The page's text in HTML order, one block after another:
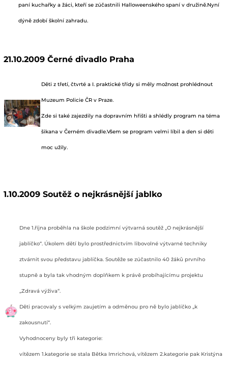
paní kuchařky a žáci, kteří se zúčastnili Halloweenského spaní v družině.Nyní
dýně zdobí školní zahradu.
21.10.2009 Černé divadlo Praha
Děti z třetí, čtvrté a I. praktické třídy si měly možnost prohlédnout
Muzeum Policie ČR v Praze.
Zde si také zajezdily na dopravním hřišti a shlédly program na téma
šikana v Černém divadle.Všem se program velmi líbil a den si děti
moc užily.
1.10.2009 Soutěž o nejkrásnější jablko
Dne 1.října proběhla na škole podzimní výtvarná soutěž „O nejkrásnější
jablíčko“. Úkolem dětí bylo prostřednictvím libovolné výtvarné techniky
ztvárnit svou představu jablíčka. Soutěže se zúčastnilo 40 žáků prvního
stupně a byla tak vhodným doplňkem k právě probíhajícímu projektu
„Zdravá výživa“.
Děti pracovaly s velkým zaujetím a odměnou pro ně bylo jablíčko „k
zakousnutí“.
Vyhodnoceny byly tři kategorie:
vítězem 1.kategorie se stala Bětka Imrichová, vítězem 2.kategorie pak Kristýna